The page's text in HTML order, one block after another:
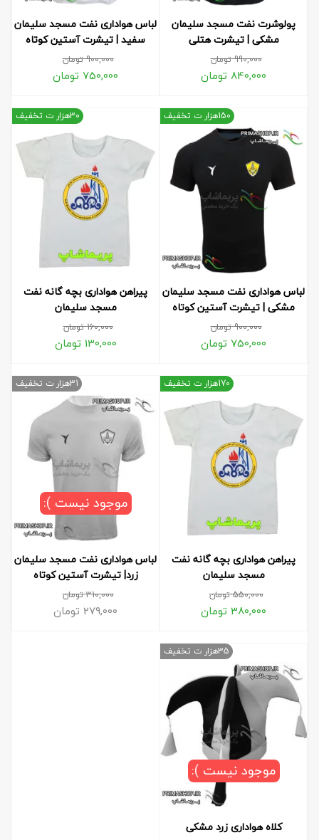
پولوشرت نفت مسجد سلیمان
مشکی | تیشرت هتلی
990,000تومان
840,000 تومان
لباس هواداری نفت مسجد سلیمان
سفید | تیشرت آستین کوتاه
900,000تومان
750,000 تومان
لباس هواداری نفت مسجد سلیمان
مشکی | تیشرت آستین کوتاه
900,000تومان
750,000 تومان
150هزار ت تخفیف
پیراهن هواداری بچه گانه نفت
مسجد سلیمان
160,000تومان
130,000 تومان
30هزار ت تخفیف
پیراهن هواداری بچه گانه نفت
مسجد سلیمان
550,000تومان
380,000 تومان
170هزار ت تخفیف
لباس هواداری نفت مسجد سلیمان
زرد| تیشرت آستین کوتاه
310,000تومان
279,000 تومان
31هزار ت تخفیف
موجود نیست ):
کلاه هواداری زرد مشکی
35هزار ت تخفیف
موجود نیست ):